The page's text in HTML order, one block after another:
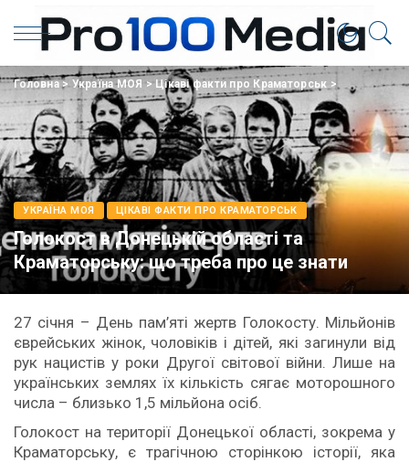
Головна> Україна МОЯ > Цікаві факти про Краматорськ >
УКРАЇНА МОЯ ЦІКАВІ ФАКТИ ПРО КРАМАТОРСЬК
Голокост в Донецькій області та
Краматорську: що треба про це знати
27 січня – День пам’яті жертв Голокосту. Мільйонів
єврейських жінок, чоловіків і дітей, які загинули від
рук нацистів у роки Другої світової війни. Лише на
українських землях їх кількість сягає моторошного
числа – близько 1,5 мільйона осіб.
Голокост на території Донецької області, зокрема у
Краматорську, є трагічною сторінкою історії, яка